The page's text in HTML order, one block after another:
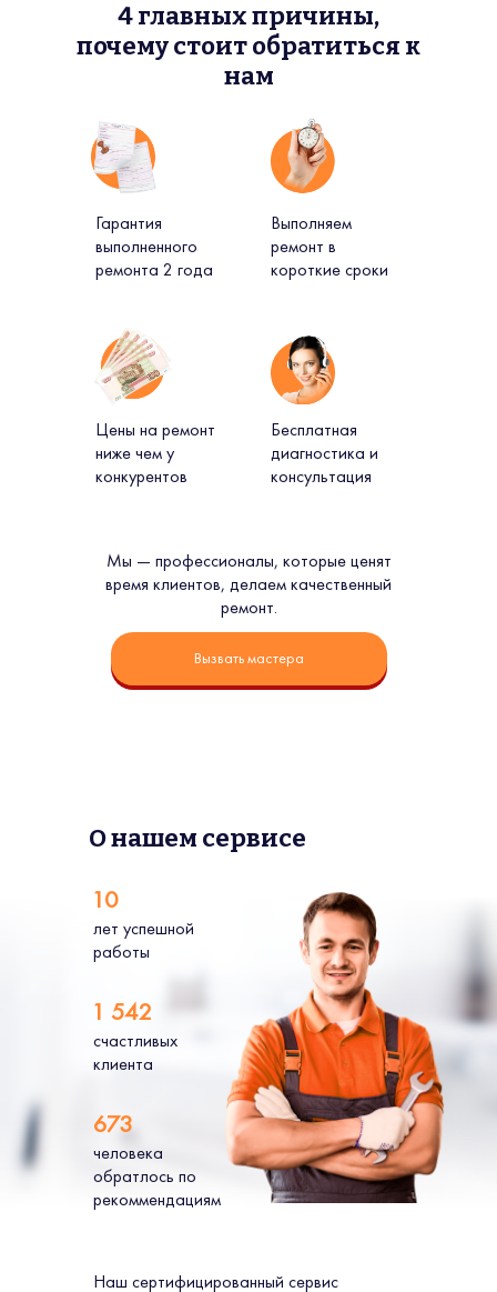
4 главных причины,
почему стоит обратиться к
нам
Мы — профессионалы, которые ценят
время клиентов, делаем качественный
ремонт.
Гарантия
выполненного
ремонта 2 года
Выполняем
ремонт в
короткие сроки
Цены на ремонт
ниже чем у
конкурентов
Бесплатная
диагностика и
консультация
Вызвать мастера
О нашем сервисе
Наш сертифицированный сервис
лет успешной
работы
10
счастливых
клиента
1 542
человека
обратлось по
рекоммендациям
673